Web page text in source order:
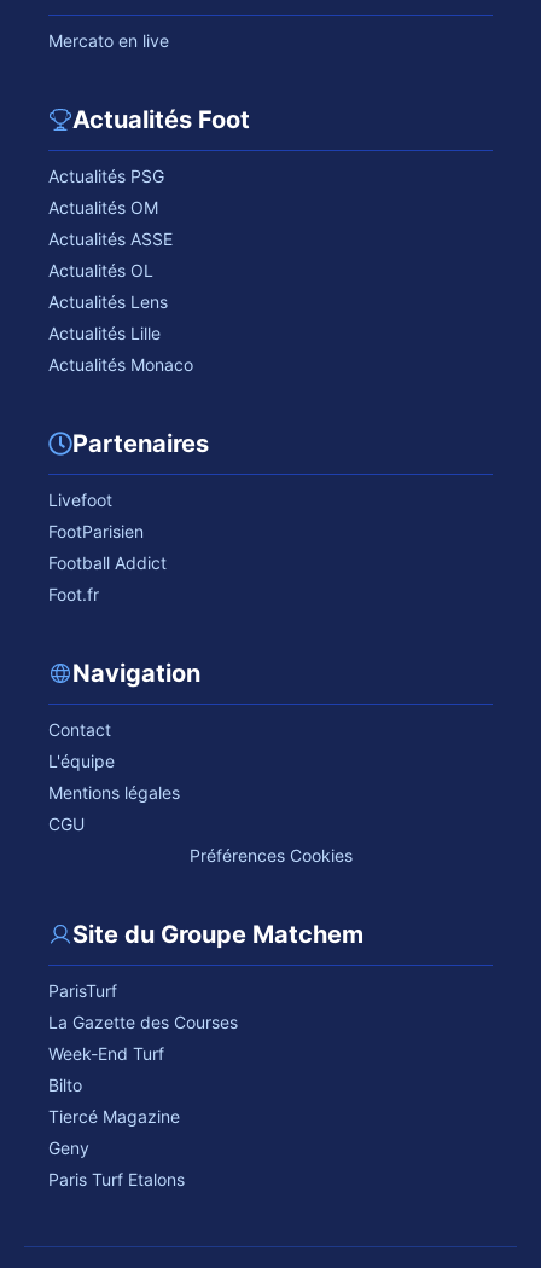
Mercato en live
Actualités Foot
Actualités PSG
Actualités OM
Actualités ASSE
Actualités OL
Actualités Lens
Actualités Lille
Actualités Monaco
Partenaires
Livefoot
FootParisien
Football Addict
Foot.fr
Navigation
Contact
L'équipe
Mentions légales
CGU
Préférences Cookies
Site du Groupe Matchem
ParisTurf
La Gazette des Courses
Week-End Turf
Bilto
Tiercé Magazine
Geny
Paris Turf Etalons